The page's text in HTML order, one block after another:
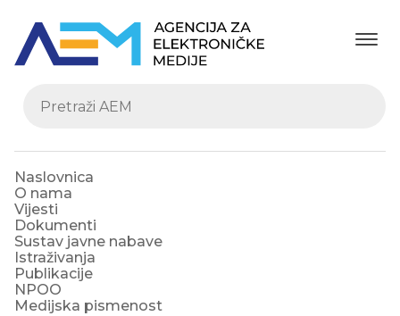
Naslovnica
O nama
Vijesti
Dokumenti
Sustav javne nabave
Istraživanja
Publikacije
NPOO
Medijska pismenost